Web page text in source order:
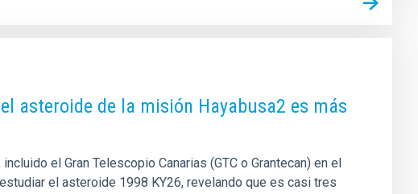
asteroide de la misión Hayabusa2 es más
el Gran Telescopio Canarias (GTC o Grantecan) en el
el asteroide 1998 KY26, revelando que es casi tres